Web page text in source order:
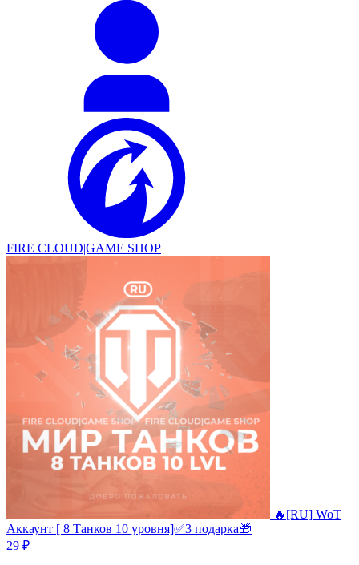
FIRE CLOUD|GAME SHOP
🔥[RU] WoT
Аккаунт [ 8 Танков 10 уровня]✅️3 подарка🎁
29 ₽